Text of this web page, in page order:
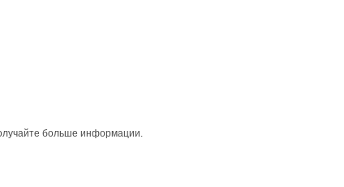
больше информации.